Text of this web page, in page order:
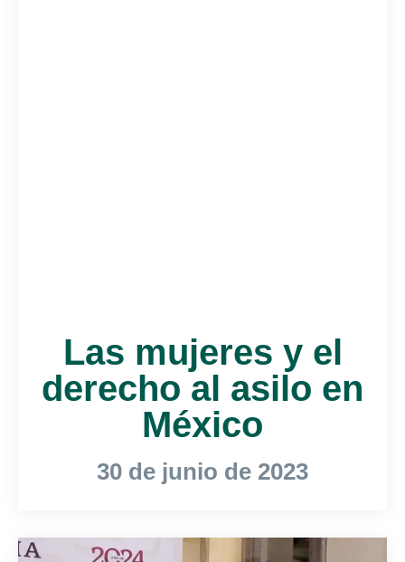
Las mujeres y el
derecho al asilo en
México
30 de junio de 2023